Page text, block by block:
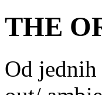
THE
Od